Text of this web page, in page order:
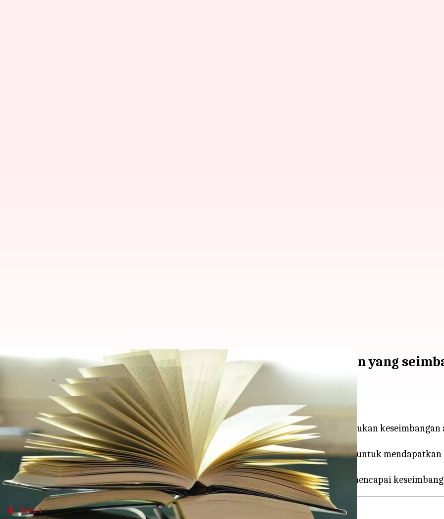
Mengarungi era digital: Deretan buku untuk kehidupan yang
Mar 15, 2024 10:39 am
Di era di mana teknologi sudah menjadi bagian dari kehidupan sehari-hari, menemukan
nyata sangatlah penting.
Konsep detoks digital semakin mendapat perhatian seiring dengan upaya individu untuk
cengkeraman layar.
Buku 1